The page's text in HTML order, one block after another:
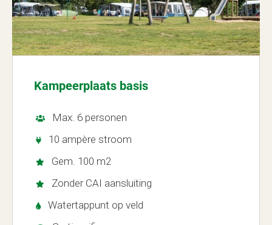
Kampeerplaats basis
Max. 6 personen
10 ampère stroom
Gem. 100 m2
Zonder CAI aansluiting
Watertappunt op veld